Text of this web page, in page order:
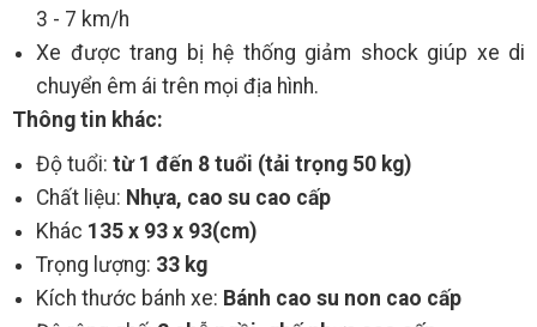
3 - 7 km/h
Xe được trang bị hệ thống giảm shock giúp xe di
chuyển êm ái trên mọi địa hình.
Thông tin khác:
Độ tuổi: từ 1 đến 8 tuổi (tải trọng 50 kg)
Chất liệu: Nhựa, cao su cao cấp
Khác 135 x 93 x 93(cm)
Trọng lượng: 33 kg
Kích thước bánh xe: Bánh cao su non cao cấp